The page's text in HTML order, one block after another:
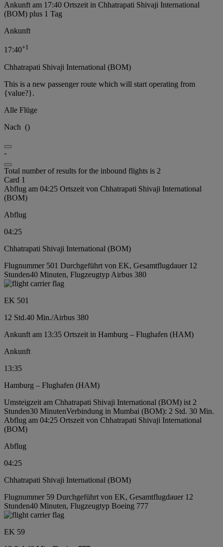
Ankunft am 17:40 Ortszeit in Chhatrapati Shivaji International
(BOM) plus 1 Tag
Ankunft
17:40+1
Chhatrapati Shivaji International (BOM)
This is a new passenger route which will start operating from
{value?}.
Alle Flüge
Nach ()
-
Total number of results for the inbound flights is 2
Card 1
Abflug am 04:25 Ortszeit von Chhatrapati Shivaji International
(BOM)
Abflug
04:25
Chhatrapati Shivaji International (BOM)
Flugnummer 501 Durchgeführt von EK, Gesamtflugdauer 12
Stunden40 Minuten, Flugzeugtyp Airbus 380
EK 501
12 Std.40 Min./Airbus 380
Ankunft am 13:35 Ortszeit in Hamburg – Flughafen (HAM)
Ankunft
13:35
Hamburg – Flughafen (HAM)
Umsteigzeit am Chhatrapati Shivaji International (BOM) ist 2
Stunden30 MinutenVerbindung in Mumbai (BOM): 2 Std. 30 Min.
Abflug am 04:25 Ortszeit von Chhatrapati Shivaji International
(BOM)
Abflug
04:25
Chhatrapati Shivaji International (BOM)
Flugnummer 59 Durchgeführt von EK, Gesamtflugdauer 12
Stunden40 Minuten, Flugzeugtyp Boeing 777
EK 59